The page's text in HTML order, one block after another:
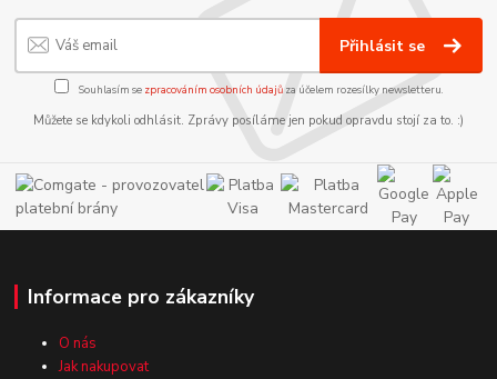
Přihlásit se
Souhlasím se zpracováním osobních údajůza účelem rozesílky newsletteru.
Můžete se kdykoli odhlásit. Zprávy posíláme jen pokud opravdu stojí za to. :)
Informace pro zákazníky
O nás
Jak nakupovat